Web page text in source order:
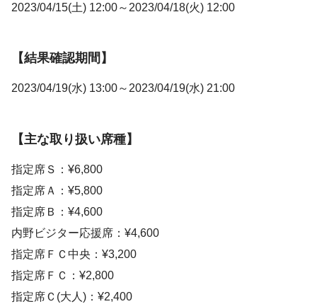
2023/04/15(土) 12:00～2023/04/18(火) 12:00
【結果確認期間】
2023/04/19(水) 13:00～2023/04/19(水) 21:00
【主な取り扱い席種】
指定席Ｓ：¥6,800
指定席Ａ：¥5,800
指定席Ｂ：¥4,600
内野ビジター応援席：¥4,600
指定席ＦＣ中央：¥3,200
指定席ＦＣ：¥2,800
指定席Ｃ(大人)：¥2,400